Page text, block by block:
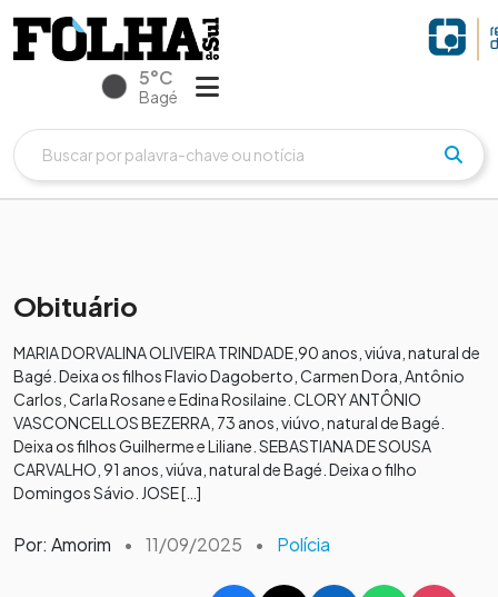
5°C
Bagé
Obituário
MARIA DORVALINA OLIVEIRA TRINDADE,90 anos, viúva, natural de
Bagé. Deixa os filhos Flavio Dagoberto, Carmen Dora, Antônio
Carlos, Carla Rosane e Edina Rosilaine. CLORY ANTÔNIO
VASCONCELLOS BEZERRA, 73 anos, viúvo, natural de Bagé.
Deixa os filhos Guilherme e Liliane. SEBASTIANA DE SOUSA
CARVALHO, 91 anos, viúva, natural de Bagé. Deixa o filho
Domingos Sávio. JOSE […]
Por: Amorim • 11/09/2025 • Polícia